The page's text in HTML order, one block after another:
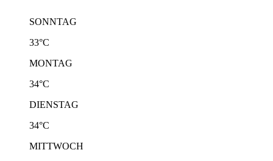
SONNTAG
33°C
MONTAG
34°C
DIENSTAG
34°C
MITTWOCH